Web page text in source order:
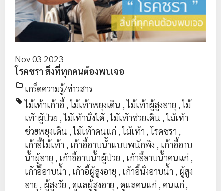
Nov 03 2023
โรคชรา สิ่งที่ทุกคนต้องพบเจอ
เกร็ดความรู้/ข่าวสาร
ไม้เท้าเก้าอี้ ,ไม้เท้าพยุงเดิน ,ไม้เท้าผู้สูงอายุ ,ไม้
เท้าผู้ป่วย ,ไม้เท้านั่งได้ ,ไม้เท้าช่วยเดิน ,ไม้เท้า
ช่วยพยุงเดิน ,ไม้เท้าคนแก่ ,ไม้เท้า ,โรคชรา ,
เก้าอี้ไม้เท้า , เก้าอี้อาบน้ำแบบพนักพิง , เก้าอี้อาบ
น้ำผูู้อายุ , เก้าอี้อาบน้ำผู้ป่วย , เก้าอี้อาบน้ำคนแก่ ,
เก้าอี้อาบน้ำ , เก้าอี้ผู้สูงอายุ , เก้าอี้นั่งอาบน้ำ , ผู้สูง
อายุ , ผู้สูงวัย , ดูแลผู้สูงอายุ , ดูแลคนแก่ , คนแก่ ,